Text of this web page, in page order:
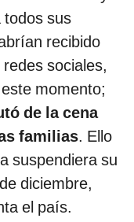
sus
recibido
sociales,
momento;
de la cena
familias. Ello
suspendiera su
diciembre,
el país.